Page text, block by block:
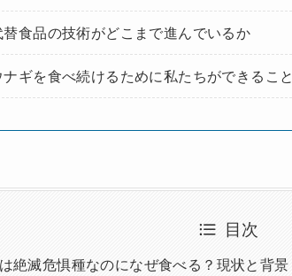
食品の技術がどこまで進んでいるか
ギを食べ続けるために私たちができること
目次
絶滅危惧種なのになぜ食べる？現状と背景